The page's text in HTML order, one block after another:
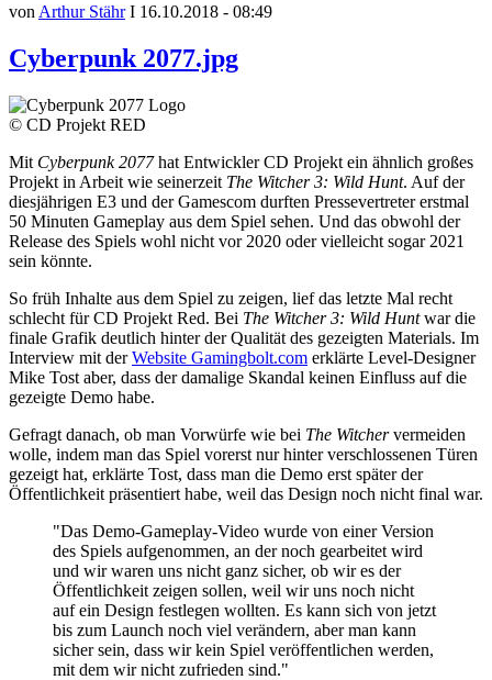
von Arthur StährI 16.10.2018 - 08:49
Cyberpunk 2077.jpg
© CD Projekt RED
Mit Cyberpunk 2077hat Entwickler CD Projekt ein ähnlich großes
Projekt in Arbeit wie seinerzeit The Witcher 3: Wild Hunt. Auf der
diesjährigen E3 und der Gamescom durften Pressevertreter erstmal
50 Minuten Gameplay aus dem Spiel sehen. Und das obwohl der
Release des Spiels wohl nicht vor 2020 oder vielleicht sogar 2021
sein könnte.
So früh Inhalte aus dem Spiel zu zeigen, lief das letzte Mal recht
schlecht für CD Projekt Red. Bei The Witcher 3: Wild Huntwar die
finale Grafik deutlich hinter der Qualität des gezeigten Materials. Im
Interview mit derWebsite Gamingbolt.com erklärte Level-Designer
Mike Tost aber, dass der damalige Skandal keinen Einfluss auf die
gezeigte Demo habe.
Gefragt danach, ob man Vorwürfe wie bei The Witchervermeiden
wolle, indem man das Spiel vorerst nur hinter verschlossenen Türen
gezeigt hat, erklärte Tost, dass man die Demo erst später der
Öffentlichkeit präsentiert habe, weil das Design noch nicht final war.
"Das Demo-Gameplay-Video wurde von einer Version
des Spiels aufgenommen, an der noch gearbeitet wird
und wir waren uns nicht ganz sicher, ob wir es der
Öffentlichkeit zeigen sollen, weil wir uns noch nicht
auf ein Design festlegen wollten. Es kann sich von jetzt
bis zum Launch noch viel verändern, aber man kann
sicher sein, dass wir kein Spiel veröffentlichen werden,
mit dem wir nicht zufrieden sind."